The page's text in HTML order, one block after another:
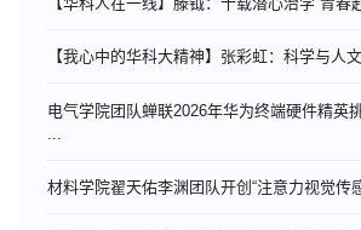
【我心中的华科大精神】张彩虹：科学与人
电气学院团队蝉联2026年华为终端硬件精英
材料学院翟天佑李渊团队开创“注意力视觉传